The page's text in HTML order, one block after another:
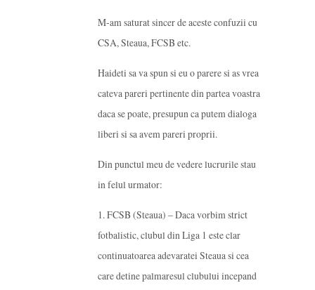
M-am saturat sincer de aceste confuzii cu
CSA, Steaua, FCSB etc.
Haideti sa va spun si eu o parere si as vrea
cateva pareri pertinente din partea voastra
daca se poate, presupun ca putem dialoga
liberi si sa avem pareri proprii.
Din punctul meu de vedere lucrurile stau
in felul urmator:
1. FCSB (Steaua) – Daca vorbim strict
fotbalistic, clubul din Liga 1 este clar
continuatoarea adevaratei Steaua si cea
care detine palmaresul clubului incepand